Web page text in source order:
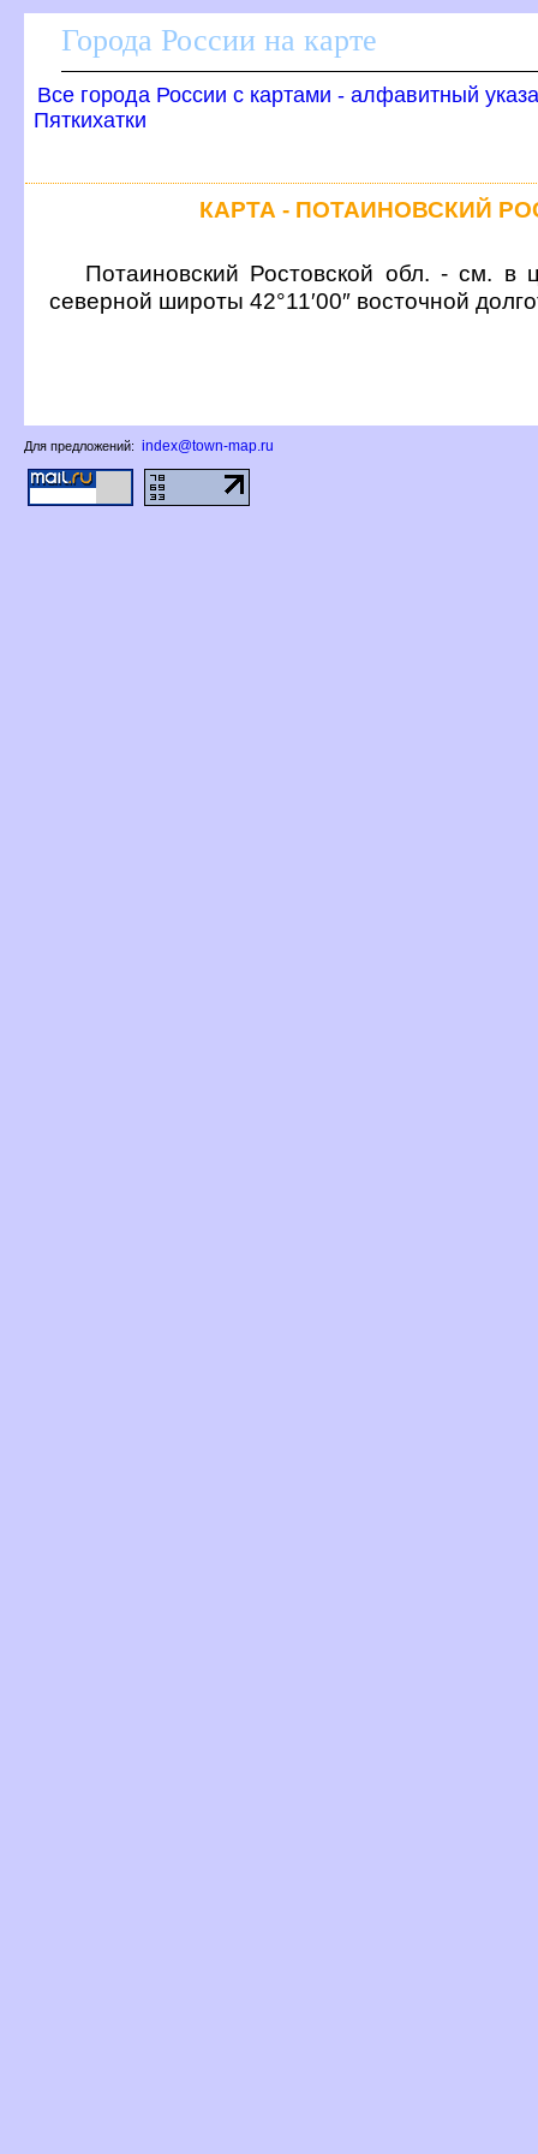
Города России на карте
се города России с картами - алфавитный
Пяткихатки
КАРТА - ПОТАИНОВСКИЙ
Потаиновский Ростовской обл. - см. в
северной широты 42°11′00″ восточной
Для предложений: index@town-map.ru